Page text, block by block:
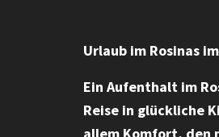
Urlaub im Rosinas
Ein Aufenthalt im
Reise in glückliche